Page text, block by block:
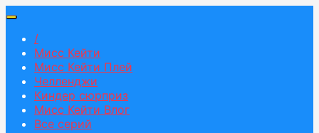
/
Мисс Кейти
Мисс Кейти Плей
Челленджи
Киндер сюрприз
Мисс Кейти Влог
Все серий